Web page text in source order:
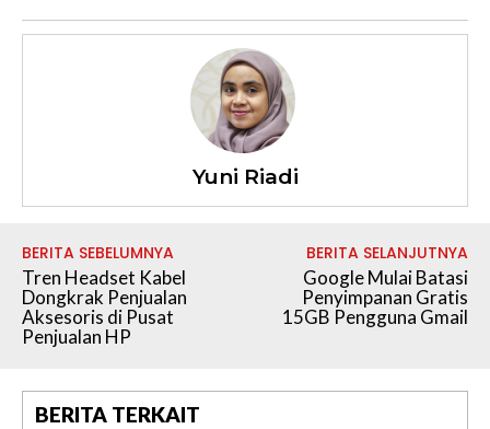
Yuni Riadi
BERITA SEBELUMNYA
Tren Headset Kabel
Dongkrak Penjualan
Aksesoris di Pusat
Penjualan HP
BERITA SELANJUTNYA
Google Mulai Batasi
Penyimpanan Gratis
15GB Pengguna Gmail
BERITA TERKAIT